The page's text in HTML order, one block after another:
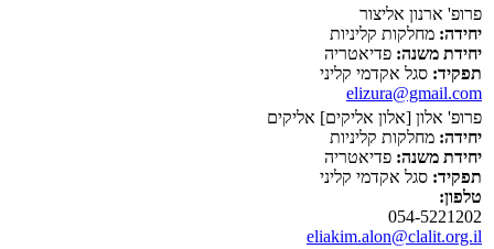
פרופ' ארנון אליצור
יחידה: מחלקות קליניות
יחידת משנה: פדיאטריה
תפקיד: סגל אקדמי קליני
elizura@gmail.com
פרופ' אלון [אלון אליקים] אליקים
יחידה: מחלקות קליניות
יחידת משנה: פדיאטריה
תפקיד: סגל אקדמי קליני
טלפון:
054-5221202
eliakim.alon@clalit.org.il